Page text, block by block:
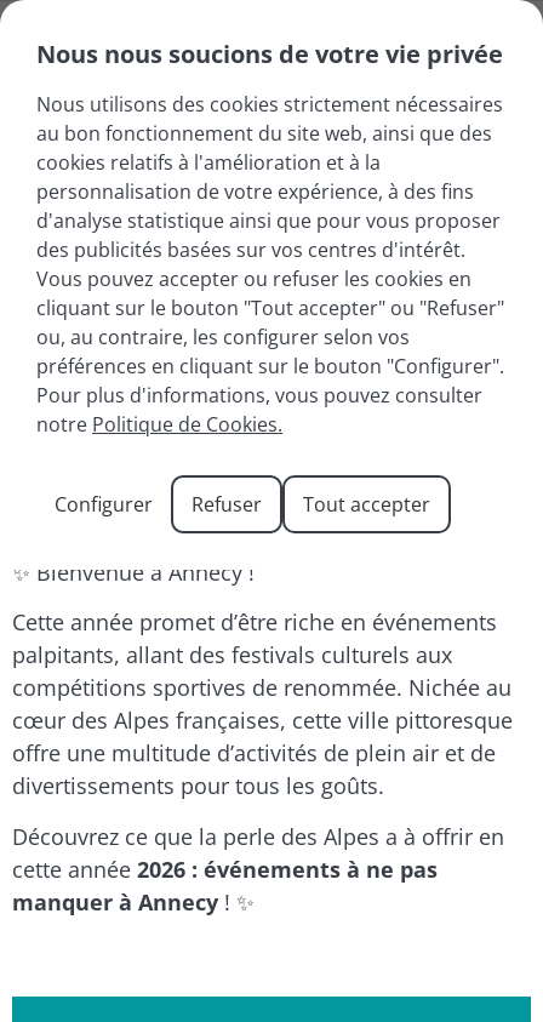
Évènements à Annecy –
Calendrier 2026
✨ Bienvenue à Annecy !
Cette année promet d’être riche en événements
palpitants, allant des festivals culturels aux
compétitions sportives de renommée. Nichée au
cœur des Alpes françaises, cette ville pittoresque
offre une multitude d’activités de plein air et de
divertissements pour tous les goûts.
Découvrez ce que la perle des Alpes a à offrir en
cette année 2026 : événements à ne pas
manquer à Annecy ! ✨
Nous nous soucions de votre vie privée
Nous utilisons des cookies strictement nécessaires
au bon fonctionnement du site web, ainsi que des
cookies relatifs à l'amélioration et à la
personnalisation de votre expérience, à des fins
d'analyse statistique ainsi que pour vous proposer
des publicités basées sur vos centres d'intérêt.
Vous pouvez accepter ou refuser les cookies en
cliquant sur le bouton "Tout accepter" ou "Refuser"
ou, au contraire, les configurer selon vos
préférences en cliquant sur le bouton "Configurer".
Pour plus d'informations, vous pouvez consulter
notre Politique de Cookies.
Configurer Refuser Tout accepter